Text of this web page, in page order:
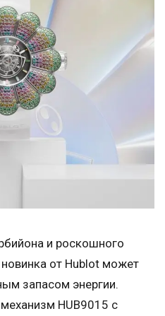
и роскошного
от Hublot может
запасом энергии.
HUB9015 с